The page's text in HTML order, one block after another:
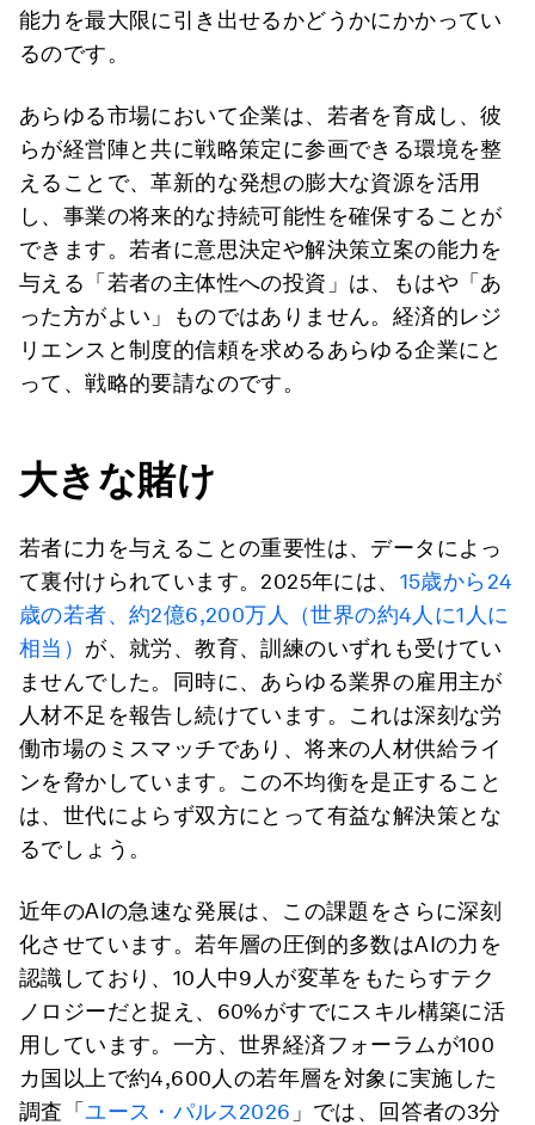
能力を最大限に引き出せるかどうかにかかってい
るのです。
あらゆる市場において企業は、若者を育成し、彼
らが経営陣と共に戦略策定に参画できる環境を整
えることで、革新的な発想の膨大な資源を活用
し、事業の将来的な持続可能性を確保することが
できます。若者に意思決定や解決策立案の能力を
与える「若者の主体性への投資」は、もはや「あ
った方がよい」ものではありません。経済的レジ
リエンスと制度的信頼を求めるあらゆる企業にと
って、戦略的要請なのです。
大きな賭け
若者に力を与えることの重要性は、データによっ
て裏付けられています。2025年には、 15歳から24
歳の若者、約2億6,200万人（世界の約4人に1人に
相当） が、就労、教育、訓練のいずれも受けてい
ませんでした。同時に、あらゆる業界の雇用主が
人材不足を報告し続けています。これは深刻な労
働市場のミスマッチであり、将来の人材供給ライ
ンを脅かしています。この不均衡を是正すること
は、世代によらず双方にとって有益な解決策とな
るでしょう。
近年のAIの急速な発展は、この課題をさらに深刻
化させています。若年層の圧倒的多数はAIの力を
認識しており、10人中9人が変革をもたらすテク
ノロジーだと捉え、60%がすでにスキル構築に活
用しています。一方、世界経済フォーラムが100
カ国以上で約4,600人の若年層を対象に実施した
調査「ユース・パルス2026 」では、回答者の3分